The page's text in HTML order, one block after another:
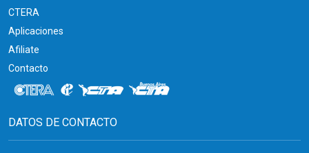
CTERA
Aplicaciones
Afiliate
Contacto
DATOS DE CONTACTO